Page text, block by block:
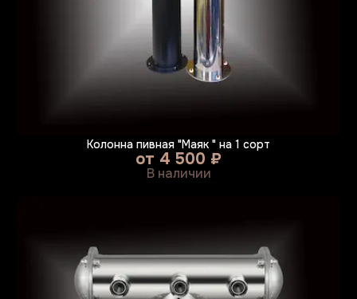
Колонна пивная "Маяк " на 1 сорт
от 4 500 ₽
В наличии